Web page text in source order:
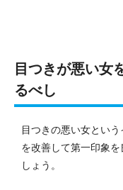
目つきが悪い女
るべし
目つきの悪い女とい
を改善して第一印象
しょう。